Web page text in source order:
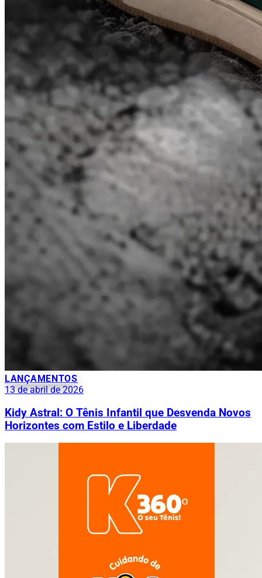
LANÇAMENTOS
13 de abril de 2026
Kidy Astral: O Tênis Infantil que Desvenda Novos
Horizontes com Estilo e Liberdade